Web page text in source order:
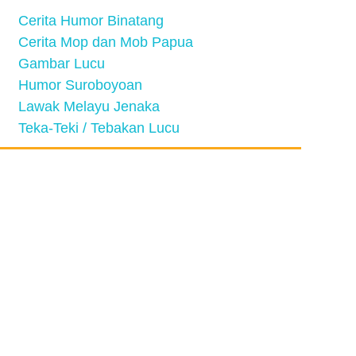
Cerita Humor Binatang
Cerita Mop dan Mob Papua
Gambar Lucu
Humor Suroboyoan
Lawak Melayu Jenaka
Teka-Teki / Tebakan Lucu